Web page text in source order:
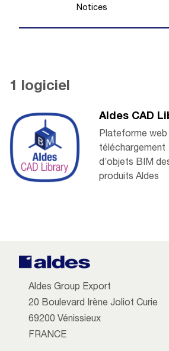
Notices
1 logiciel
Aldes CAD
Plateforme web
téléchargement
d’objets BIM
produits Aldes
Aldes Group Export
20 Boulevard Irène Joliot Curie
69200 Vénissieux
FRANCE